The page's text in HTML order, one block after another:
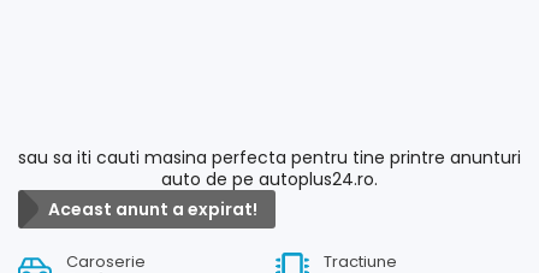
sau sa iti cauti masina perfecta pentru tine printre anunturi
auto de pe autoplus24.ro.
Aceast anunt a expirat!
Caroserie Tractiune